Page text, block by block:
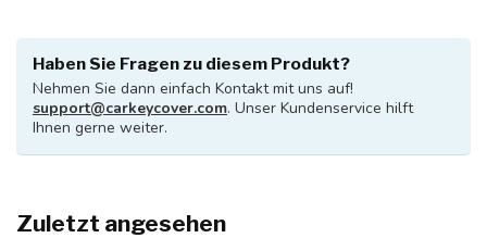
Haben Sie Fragen zu diesem Produkt?
Nehmen Sie dann einfach Kontakt mit uns auf!
support@carkeycover.com. Unser Kundenservice hilft
Ihnen gerne weiter.
Zuletzt angesehen